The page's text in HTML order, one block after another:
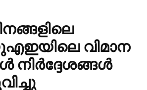
വിമാന
നിര്‍ദ്ദേശങ്ങള്‍